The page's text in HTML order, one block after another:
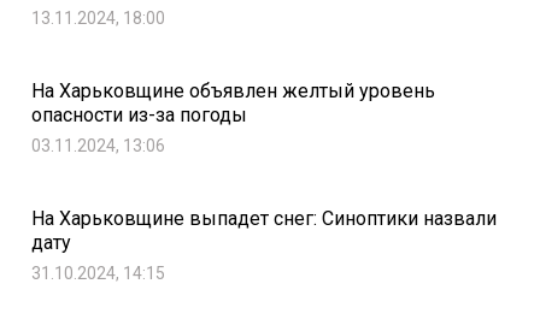
13.11.2024, 18:00
На Харьковщине объявлен желтый уровень
опасности из-за погоды
03.11.2024, 13:06
На Харьковщине выпадет снег: Синоптики назвали
дату
31.10.2024, 14:15